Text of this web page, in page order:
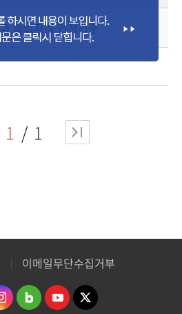
졸업자격 인정기준
1 1
이메일무단수집거부